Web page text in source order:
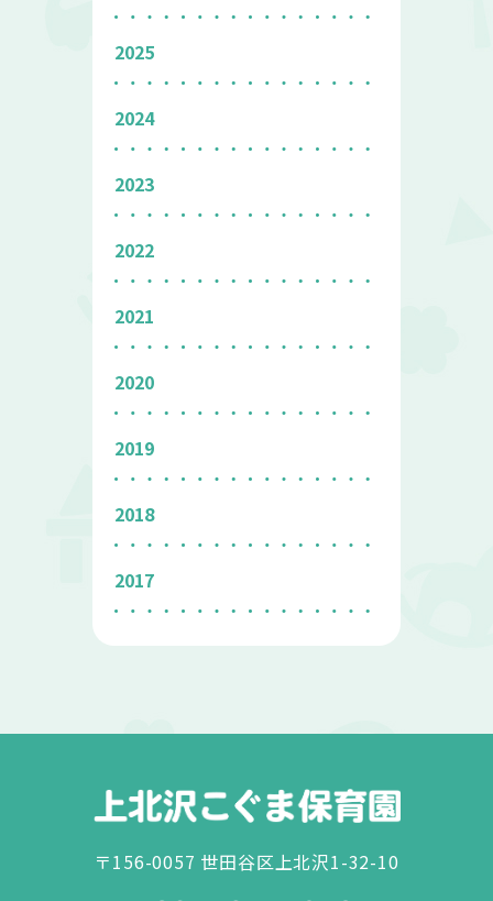
2025
2024
2023
2022
2021
2020
2019
2018
2017
〒156-0057 世田谷区上北沢1-32-10